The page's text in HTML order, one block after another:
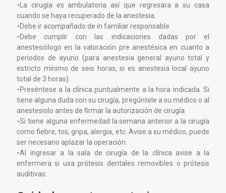
-La cirugía es ambulatoria así que regresara a su casa
cuando se haya recuperado de la anestesia..
-Debe ir acompañado de in familiar responsable
-Debe cumplir con las indicaciones dadas por el
anestesiólogo en la valoración pre anestésica en cuanto a
periodos de ayuno (para anestesia general ayuno total y
estricto mínimo de seis horas, si es anestesia local ayuno
total de 3 horas).
-Preséntese a la clínica puntualmente a la hora indicada. Si
tiene alguna duda con su cirugía, pregúntele a su médico o al
anestesiolo antes de firmar la autorización de cirugía.
-Si tiene alguna enfermedad la semana anterior a la cirugía
como fiebre, tos, gripa, alergia, etc. Avise a su médico, puede
ser necesario aplazar la operación.
-Al ingresar a la sala de cirugía de la clínica avise a la
enfermera si usa prótesis dentales removibles o prótesis
auditivas.